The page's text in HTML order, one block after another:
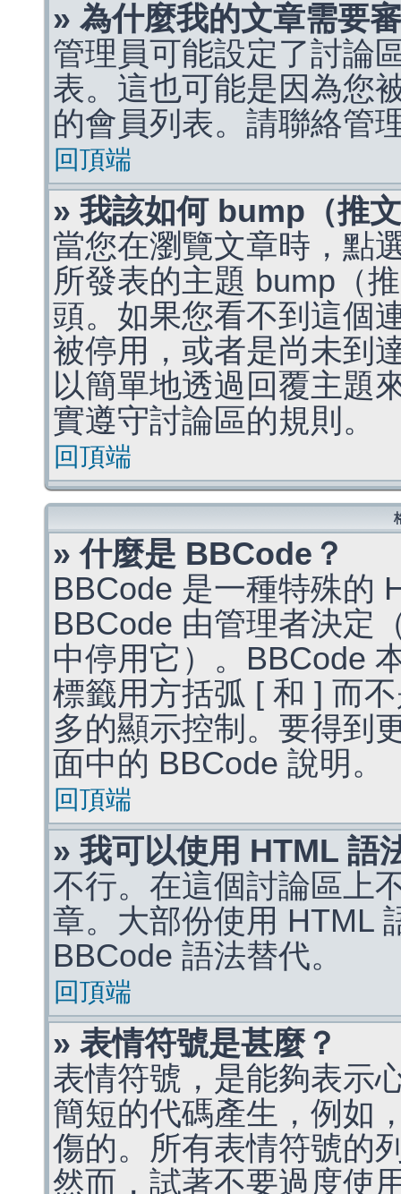
» 為什麼我的文章需要
管理員可能設定了討論
表。這也可能是因為您
的會員列表。請聯絡管
回頂端
» 我該如何 bump（推
當您在瀏覽文章時，點
所發表的主題 bump（
頭。如果您看不到這個
被停用，或者是尚未到
以簡單地透過回覆主題
實遵守討論區的規則。
回頂端
» 什麼是 BBCode？
BBCode 是一種特殊的
BBCode 由管理者決定
中停用它）。BBCode
標籤用方括弧 [ 和 ] 而
多的顯示控制。要得到
面中的 BBCode 說明。
回頂端
» 我可以使用 HTML 語
不行。在這個討論區上
章。大部份使用 HTML
BBCode 語法替代。
回頂端
» 表情符號是甚麼？
表情符號，是能夠表示
簡短的代碼產生，例如
傷的。所有表情符號的
然而，試著不要過度使